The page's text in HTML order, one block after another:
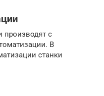
производят с
В
станки